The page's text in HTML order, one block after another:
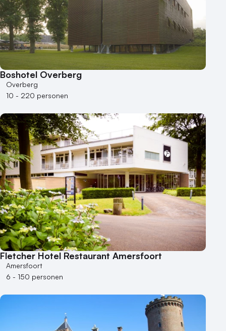
Boshotel Overberg
Overberg
10 - 220 personen
Fletcher Hotel Restaurant Amersfoort
Amersfoort
6 - 150 personen